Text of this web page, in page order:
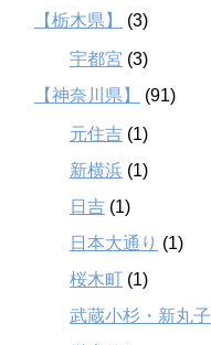
【栃木県】
(3)
宇都宮 (3)
【神奈川県】
(91)
元住吉 (1)
新横浜 (1)
日吉 (1)
日本大通り (1)
桜木町 (1)
武蔵小杉・新丸子